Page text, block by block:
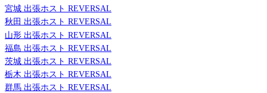
宮城 出張ホスト REVERSAL
秋田 出張ホスト REVERSAL
山形 出張ホスト REVERSAL
福島 出張ホスト REVERSAL
茨城 出張ホスト REVERSAL
栃木 出張ホスト REVERSAL
群馬 出張ホスト REVERSAL